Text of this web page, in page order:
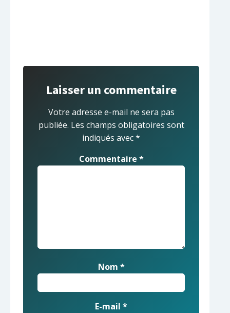
Laisser un commentaire
Votre adresse e-mail ne sera pas
publiée. Les champs obligatoires sont
indiqués avec*
Commentaire *
Nom *
E-mail *